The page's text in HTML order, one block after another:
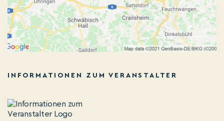
INFORMATIONEN ZUM VERANSTALTER